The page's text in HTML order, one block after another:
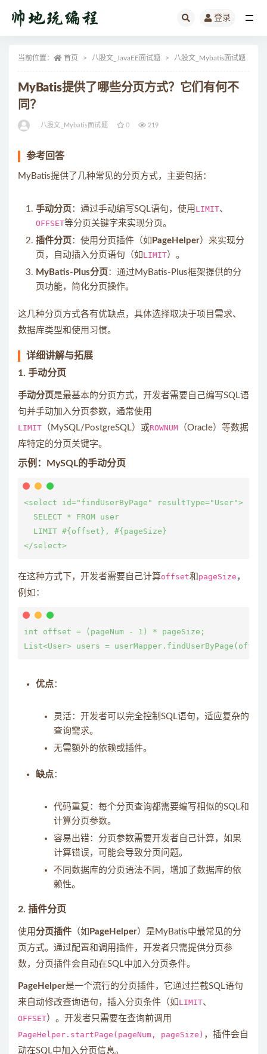
登录
当前位置： 首页 八股文_JavaEE面试题 八股文_Mybatis面试题
MyBatis提供了哪些分页方式？它们有何不
同？
八股文_Mybatis面试题 0 219
参考回答
MyBatis提供了几种常见的分页方式，主要包括：
手动分页 ：通过手动编写SQL语句，使用 LIMIT、
OFFSET等分页关键字来实现分页。
插件分页 ：使用分页插件（如 PageHelper）来实现分
页，自动插入分页语句（如 LIMIT）。
MyBatis-Plus分页 ：通过MyBatis-Plus框架提供的分
页功能，简化分页操作。
这几种分页方式各有优缺点，具体选择取决于项目需求、
数据库类型和使用习惯。
详细讲解与拓展
1. 手动分页
手动分页是最基本的分页方式，开发者需要自己编写SQL语
句并手动加入分页参数，通常使用
LIMIT （MySQL/PostgreSQL）或ROWNUM （Oracle）等数据
库特定的分页关键字。
示例：MySQL的手动分页
<select id="findUserByPage" resultType="User">
  SELECT * FROM user
  LIMIT #{offset}, #{pageSize}
在这种方式下，开发者需要自己计算offset和 pageSize ，
例如：
int offset = (pageNum - 1) * pageSize;
优点：
灵活：开发者可以完全控制SQL语句，适应复杂的
查询需求。
无需额外的依赖或插件。
缺点：
代码重复：每个分页查询都需要编写相似的SQL和
计算分页参数。
容易出错：分页参数需要开发者自己计算，如果
计算错误，可能会导致分页问题。
不同数据库的分页语法不同，增加了数据库的依
赖性。
2. 插件分页
使用分页插件 （如 PageHelper）是MyBatis中最常见的分
页方式。通过配置和调用插件，开发者只需提供分页参
数，分页插件会自动在SQL中加入分页条件。
PageHelper是一个流行的分页插件，它通过拦截SQL语句
来自动修改查询语句，插入分页条件（如 LIMIT、
OFFSET）。开发者只需要在查询前调用
PageHelper.startPage(pageNum, pageSize) ，插件会自
动在SQL中加入分页信息。